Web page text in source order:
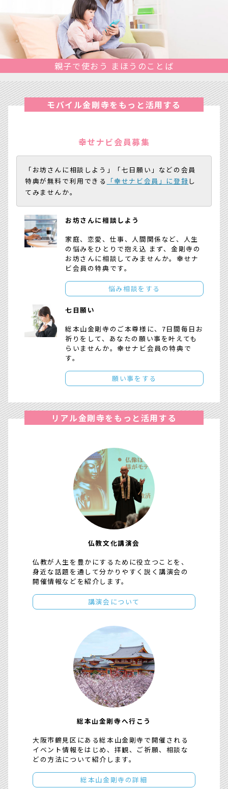
親子で使おう まほうのことば
モバイル金剛寺をもっと活用する
幸せナビ会員募集
「お坊さんに相談しよう」「七日願い」などの会員
特典が無料で利用できる
「幸せナビ会員」に登録 し
てみませんか。
お坊さんに相談しよう
家庭、恋愛、仕事、人間関係など、人生
の悩みをひとりで抱え込 まず、金剛寺の
お坊さんに相談してみませんか。幸せナ
ビ会員の特典です。
悩み相談をする
七日願い
総本山金剛寺のご本尊様に、7日間毎日お
祈りをして、あなたの願い事を叶えても
らいませんか。幸せナビ会員の特典で
す。
願い事をする
リアル金剛寺をもっと活用する
仏教文化講演会
仏教が人生を豊かにするために役立つことを、
身近な話題を通して分かりやすく説く講演会の
開催情報などを紹介します。
講演会について
総本山金剛寺へ行こう
大阪市鶴見区にある総本山金剛寺で開催される
イベント情報をはじめ、拝観、ご祈願、相談な
どの方法について紹介します。
総本山金剛寺の詳細